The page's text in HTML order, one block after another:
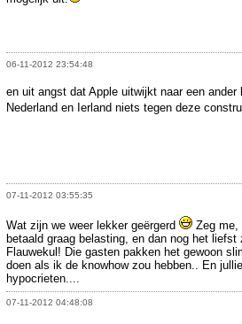
06-11-2012 23:54:48
en uit angst dat Apple uitwijkt naar een ander
Nederland en Ierland niets tegen deze
07-11-2012 03:55:35
Wat zijn we weer lekker geërgerd
Zeg me,
betaald graag belasting, en dan nog het liefst
Flauwekul! Die gasten pakken het gewoon
doen als ik de knowhow zou hebben.. En
hypocrieten....
07-11-2012 04:48:08